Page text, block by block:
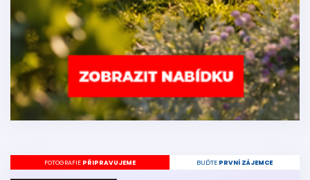
FOTOGRAFIE PŘIPRAVUJEME BUĎTE PRVNÍ ZÁJEMCE